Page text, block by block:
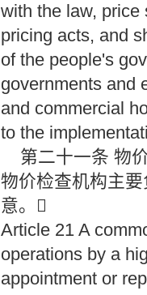
with the law, price
pricing acts, and
of the people's
governments and
and commercial
to the
第二十一条 物
物价检查机构主
意。
Article 21 A
operations by a
appointment or